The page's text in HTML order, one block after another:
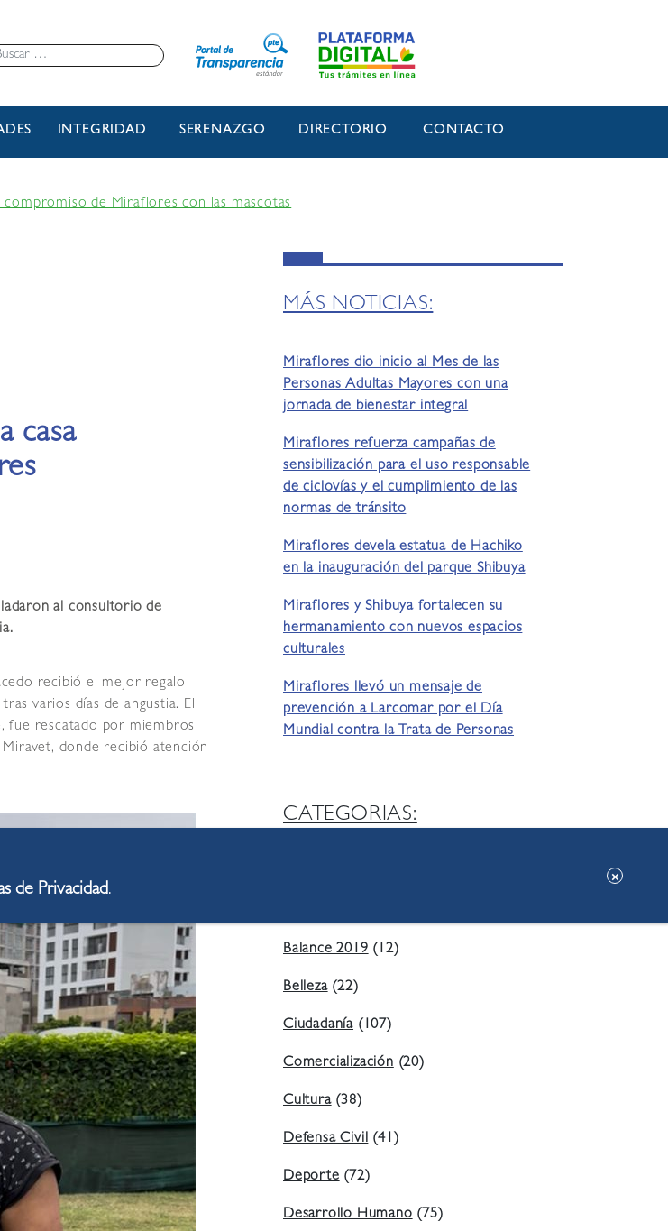
INTEGRIDAD SERENAZGO DIRECTORIO CONTACTO
de Miraflores con las mascotas
casa
al consultorio de
recibió el mejor regalo
varios días de angustia. El
fue rescatado por miembros
donde recibió atención
MÁS NOTICIAS:
Miraflores dio inicio al Mes de las
Personas Adultas Mayores con una
jornada de bienestar integral
Miraflores refuerza campañas de
sensibilización para el uso responsable
de ciclovías y el cumplimiento de las
normas de tránsito
Miraflores devela estatua de Hachiko
en la inauguración del parque Shibuya
Miraflores y Shibuya fortalecen su
hermanamiento con nuevos espacios
culturales
Miraflores llevó un mensaje de
prevención a Larcomar por el Día
Mundial contra la Trata de Personas
CATEGORIAS:
Balance 2019(12)
Belleza(22)
Ciudadanía (107)
Comercialización(20)
Cultura(38)
Defensa Civil(41)
Deporte(72)
Desarrollo Humano(75)
de Privacidad.